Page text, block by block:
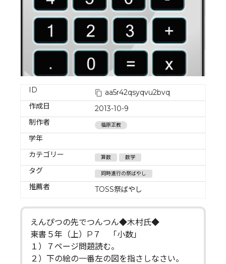
ID
aa5r42qsyqvu2bvq
作成日
2013-10-9
制作者
福原正教
学年
カテゴリー
算数 数学
タグ 同時進行の祭ばやし
推薦者 TOSS祭ばやし
えんぴつの先でつんつん◆木村氏◆
東書５年（上）P７ 「小数」
１）７ページ問題読む。
２）下の絵の一番左の図を指さしなさい。